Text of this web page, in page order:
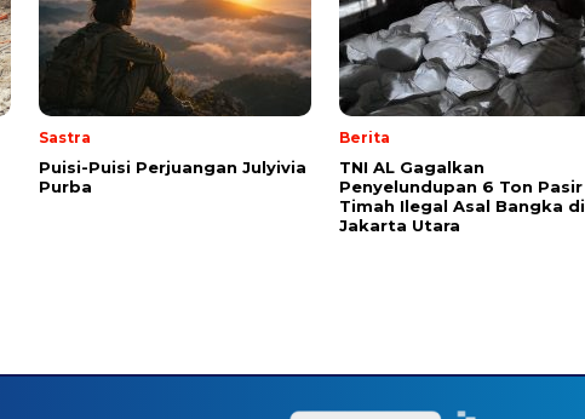
Sastra
Puisi-Puisi Perjuangan Julyivia
Purba
Berita
TNI AL Gagalkan
Penyelundupan 6 Ton Pasir
Timah Ilegal Asal Bangka di
Jakarta Utara